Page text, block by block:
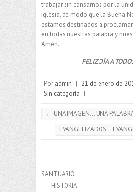
trabajar sin cansarnos por la
Iglesia, de modo que la Buena
estamos destinados a
en todas nuestras palabra y
Amén.
FELIZ DÍA A
Por admin | 21 de enero de
Sin categoría |
← UNA IMAGEN… UNA
EVANGELIZADOS…
SANTUARIO
HISTORIA